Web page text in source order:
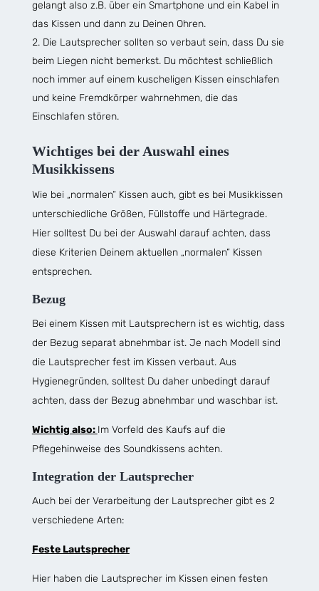
gelangt also z.B. über ein Smartphone und ein Kabel in
das Kissen und dann zu Deinen Ohren.
Die Lautsprecher sollten so verbaut sein, dass Du sie
beim Liegen nicht bemerkst. Du möchtest schließlich
noch immer auf einem kuscheligen Kissen einschlafen
und keine Fremdkörper wahrnehmen, die das
Einschlafen stören.
Wichtiges bei der Auswahl eines
Musikkissens
Wie bei „normalen“ Kissen auch, gibt es bei Musikkissen
unterschiedliche Größen, Füllstoffe und Härtegrade.
Hier solltest Du bei der Auswahl darauf achten, dass
diese Kriterien Deinem aktuellen „normalen“ Kissen
entsprechen.
Bezug
Bei einem Kissen mit Lautsprechern ist es wichtig, dass
der Bezug separat abnehmbar ist. Je nach Modell sind
die Lautsprecher fest im Kissen verbaut. Aus
Hygienegründen, solltest Du daher unbedingt darauf
achten, dass der Bezug abnehmbar und waschbar ist.
Wichtig also: Im Vorfeld des Kaufs auf die
Pflegehinweise des Soundkissens achten.
Integration der Lautsprecher
Auch bei der Verarbeitung der Lautsprecher gibt es 2
verschiedene Arten:
Feste Lautsprecher
Hier haben die Lautsprecher im Kissen einen festen